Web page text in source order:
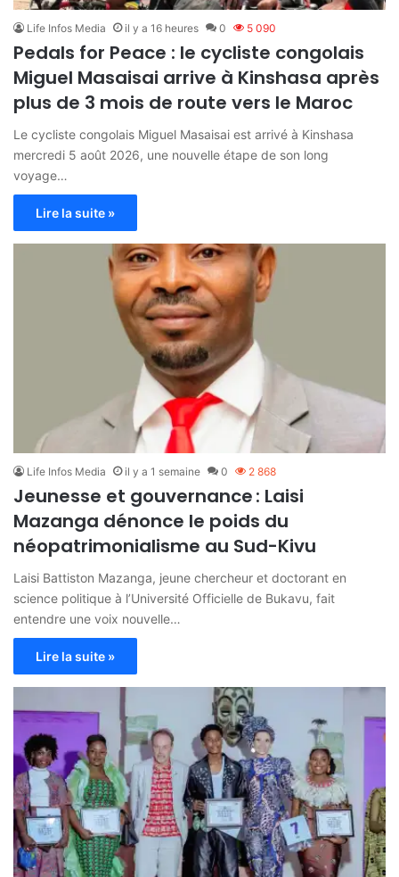
Life Infos Media il y a 16 heures 0 5 090
Pedals for Peace : le cycliste congolais
Miguel Masaisai arrive à Kinshasa après
plus de 3 mois de route vers le Maroc
Le cycliste congolais Miguel Masaisai est arrivé à Kinshasa
mercredi 5 août 2026, une nouvelle étape de son long
voyage…
Lire la suite »
Life Infos Media il y a 1 semaine 0 2 868
Jeunesse et gouvernance : Laisi
Mazanga dénonce le poids du
néopatrimonialisme au Sud-Kivu
Laisi Battiston Mazanga, jeune chercheur et doctorant en
science politique à l’Université Officielle de Bukavu, fait
entendre une voix nouvelle…
Lire la suite »